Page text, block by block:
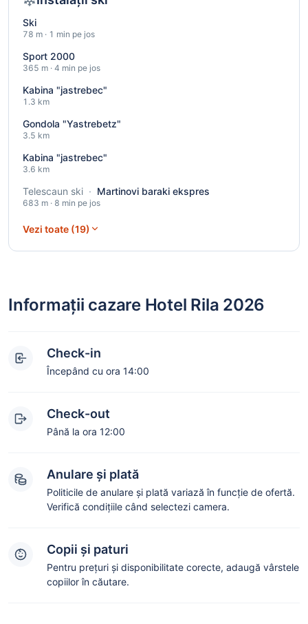
Ski
78 m · 1 min pe jos
Sport 2000
365 m · 4 min pe jos
Kabina "jastrebec"
1.3 km
Gondola "Yastrebetz"
3.5 km
Kabina "jastrebec"
3.6 km
Telescaun ski · Martinovi baraki ekspres
683 m · 8 min pe jos
Vezi toate (19)
Informații cazare Hotel Rila 2026
Check-in
Începând cu ora 14:00
Check-out
Până la ora 12:00
Anulare și plată
Politicile de anulare și plată variază în funcție de ofertă.
Verifică condițiile când selectezi camera.
Copii și paturi
Pentru prețuri și disponibilitate corecte, adaugă vârstele
copiilor în căutare.